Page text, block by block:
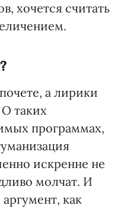
хочется считать
а лирики
таких
программах,
искренне не
молчат. И
как